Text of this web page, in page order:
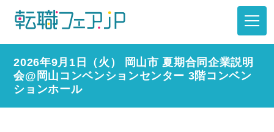
2026年9月1日（火） 岡山市 夏期合同企業説明
会@岡山コンベンションセンター 3階コンベン
ションホール